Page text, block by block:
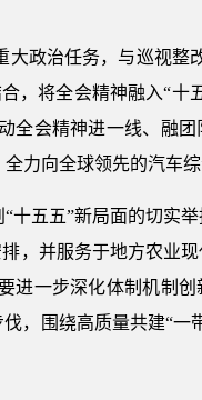
政治任务，与巡视整
，将全会精神融入“十
全会精神进一线、融
力向全球领先的汽车综
十五五”新局面的切实
，并服务于地方农业
进一步深化体制机制
，围绕高质量共建“一